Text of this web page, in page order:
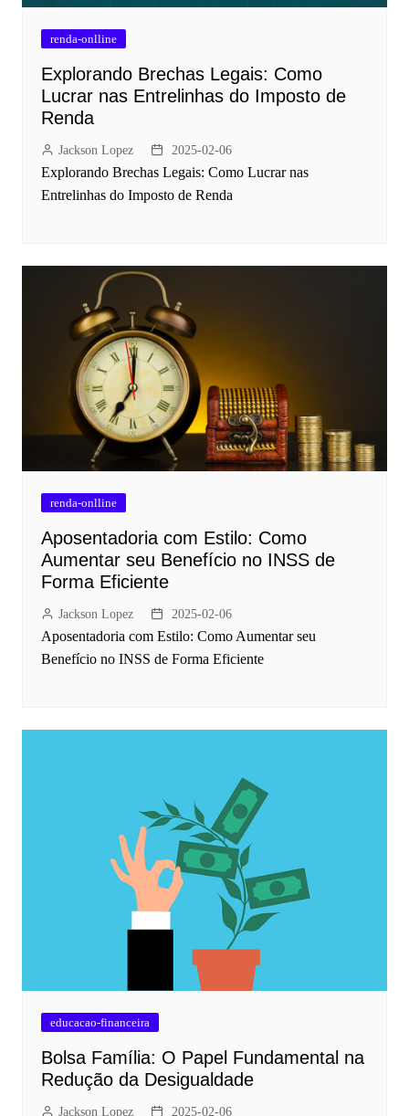
renda-onlline
Explorando Brechas Legais: Como
Lucrar nas Entrelinhas do Imposto de
Renda
Jackson Lopez 2025-02-06
Explorando Brechas Legais: Como Lucrar nas
Entrelinhas do Imposto de Renda
renda-onlline
Aposentadoria com Estilo: Como
Aumentar seu Benefício no INSS de
Forma Eficiente
Jackson Lopez 2025-02-06
Aposentadoria com Estilo: Como Aumentar seu
Benefício no INSS de Forma Eficiente
educacao-financeira
Bolsa Família: O Papel Fundamental na
Redução da Desigualdade
Jackson Lopez 2025-02-06